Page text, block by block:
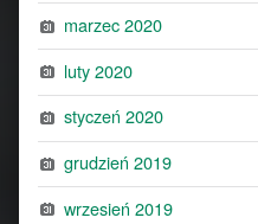
marzec 2020
luty 2020
styczeń 2020
grudzień 2019
wrzesień 2019